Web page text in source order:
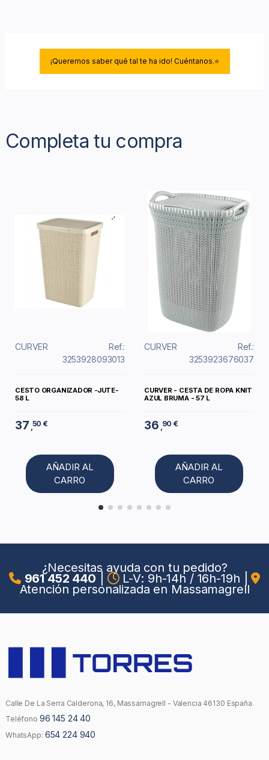
¡Queremos saber qué tal te ha ido! Cuéntanos.⭐
Completa tu compra
CURVER
Ref.:
3253928093013
CESTO ORGANIZADOR -JUTE-
58 L
37 ,50 €
AÑADIR AL
CARRO
CURVER
Ref.:
3253923676037
CURVER - CESTA DE ROPA KNIT
AZUL BRUMA - 57 L
36 ,90 €
AÑADIR AL
CARRO
¿Necesitas ayuda con tu pedido?
961 452 440 L-V: 9h-14h / 16h-19h
Atención personalizada en Massamagrell
Calle De La Serra Calderona, 16, Massamagrell - Valencia 46130 España.
Teléfono 96 145 24 40
WhatsApp: 654 224 940